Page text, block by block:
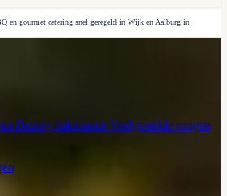
Bezorg informatie Veelgestelde vragen
en gourmet catering snel geregeld in Wijk en Aalburg in